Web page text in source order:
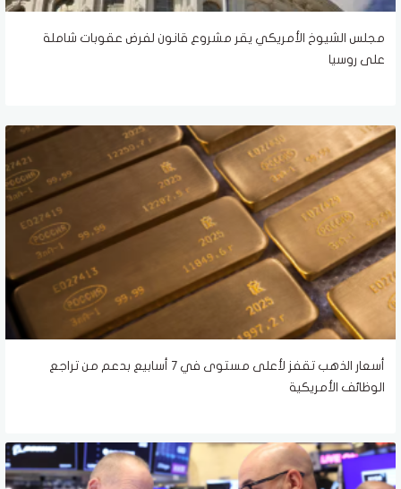
مجلس الشيوخ الأمريكي يقر مشروع قانون لفرض عقوبات شاملة
على روسيا
أسعار الذهب تقفز لأعلى مستوى في 7 أسابيع بدعم من تراجع
الوظائف الأمريكية